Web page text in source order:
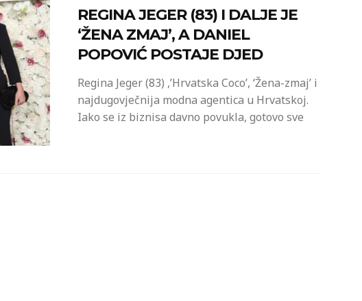
REGINA JEGER (83) I DALJE JE
‘ŽENA ZMAJ’, A DANIEL
POPOVIĆ POSTAJE DJED
Regina Jeger (83) ,’Hrvatska Coco’, ‘Žena-zmaj’ i
najdugovječnija modna agentica u Hrvatskoj.
Iako se iz biznisa davno povukla, gotovo sve